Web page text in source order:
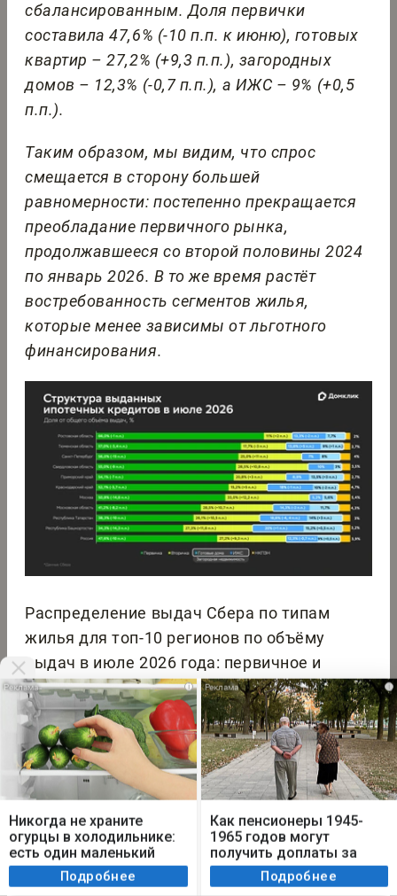
сбалансированным. Доля первички
составила 47,6% (-10 п.п. к июню), готовых
квартир – 27,2% (+9,3 п.п.), загородных
домов – 12,3% (-0,7 п.п.), а ИЖС – 9% (+0,5
п.п.).
Таким образом, мы видим, что спрос
смещается в сторону большей
равномерности: постепенно прекращается
преобладание первичного рынка,
продолжавшееся со второй половины 2024
по январь 2026. В то же время растёт
востребованность сегментов жилья,
которые менее зависимы от льготного
финансирования.
Распределение выдач Сбера по типам
жилья для топ-10 регионов по объёму
выдач в июле 2026 года: первичное и
вторичное жильё, загородная
недвижимость, нецелевой кредит под
залог недвижимости. Загородная
недвижимость включает в себя готовые
загородные дома и ИЖС. Данные
округлены до десятых и отсортированы по
доле первичной недвижимости в общем
объёме выдач по региону.
Мы используем cookie. Во время посещения сайта
вы соглашаетесь с тем, что мы обрабатываем
ваши персональные данные с использованием
метрик Яндекс Метрика, top.mail.ru, LiveInternet.
Я согласен
i
Никогда не храните
огурцы в холодильнике:
есть один маленький
секрет Подробнее
i
Как пенсионеры 1945-
1965 годов могут
получить доплаты за
советский стаж
Подробнее